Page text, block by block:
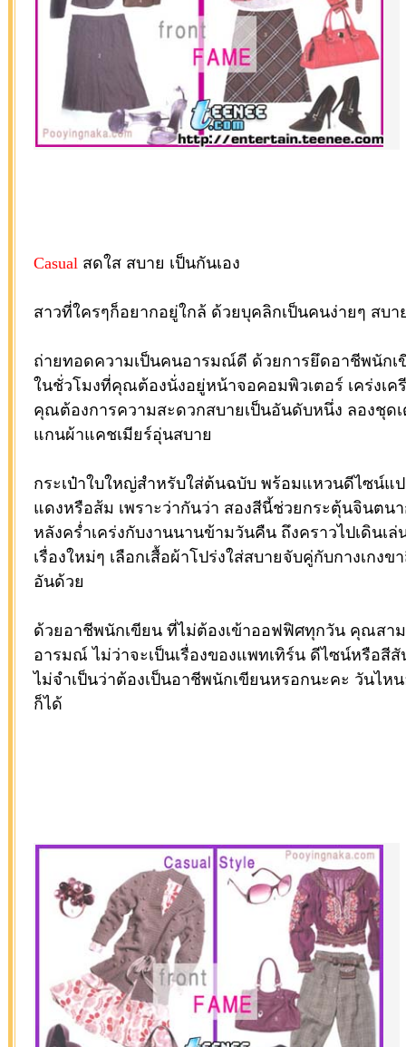
Casualสดใส สบาย เป็นกันเอง
สาวที่ใครๆก็อยากอยู่ใกล้ ด้วยบุคลิกเป็นคนง่ายๆ สบ
ถ่ายทอดความเป็นคนอารมณ์ดี ด้วยการยึดอาชีพนักเ
ในชั่วโมงที่คุณต้องนั่งอยู่หน้าจอคอมพิวเตอร์ เคร่งเค
คุณต้องการความสะดวกสบายเป็นอันดับหนึ่ง ลองชุด
แกนผ้าแคชเมียร์อุ่นสบาย
กระเป๋าใบใหญ่สำหรับใส่ต้นฉบับ พร้อมแหวนดีไซน์แ
แดงหรือส้ม เพราะว่ากันว่า สองสีนี้ช่วยกระตุ้นจินตนา
หลังคร่ำเคร่งกับงานนานข้ามวันคืน ถึงคราวไปเดินเ
เรื่องใหม่ๆ เลือกเสื้อผ้าโปร่งใส่สบายจับคู่กับกางเกง
อันด้วย
ด้วยอาชีพนักเขียน ที่ไม่ต้องเข้าออฟฟิศทุกวัน คุณสา
อารมณ์ ไม่ว่าจะเป็นเรื่องของแพทเทิร์น ดีไซน์หรือสีสั
ไม่จำเป็นว่าต้องเป็นอาชีพนักเขียนหรอกนะคะ วันไห
ก็ได้